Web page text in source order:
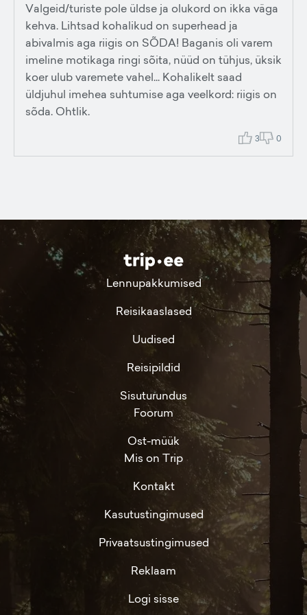
Valgeid/turiste pole üldse ja olukord on ikka väga
kehva. Lihtsad kohalikud on superhead ja
abivalmis aga riigis on SÕDA! Baganis oli varem
imeline motikaga ringi sõita, nüüd on tühjus, üksik
koer ulub varemete vahel... Kohalikelt saad
üldjuhul imehea suhtumise aga veelkord: riigis on
sõda. Ohtlik.
3 0
Lennupakkumised
Reisikaaslased
Uudised
Reisipildid
Sisuturundus
Foorum
Ost-müük
Mis on Trip
Kontakt
Kasutustingimused
Privaatsustingimused
Reklaam
Logi sisse